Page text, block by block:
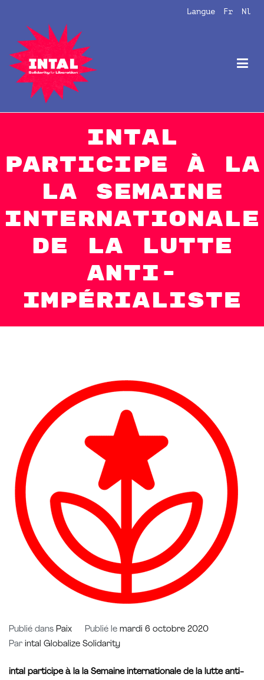
Langue Fr Nl
Intal
Globalize Solidarity!
intal
participe à la
la Semaine
internationale
de la lutte
anti-
impérialiste
Publié dans Paix Publié le mardi 6 octobre 2020
Par intal Globalize Solidarity
intal participe à la la Semaine internationale de la lutte anti-